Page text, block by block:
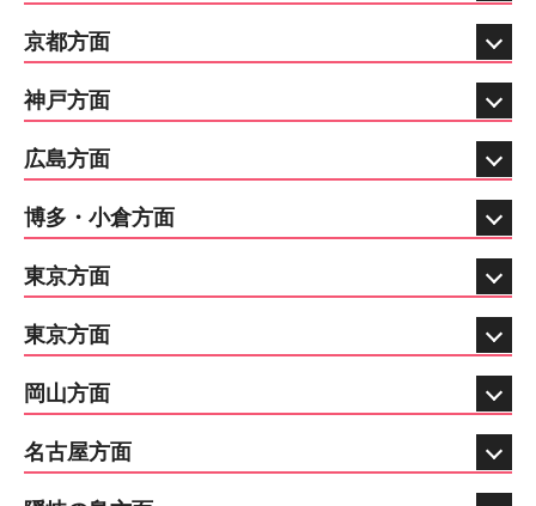
京都方面
神戸方面
広島方面
博多・小倉方面
東京方面
東京方面
岡山方面
名古屋方面